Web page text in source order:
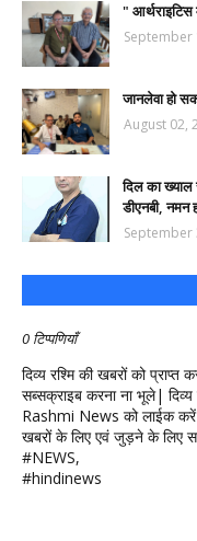
" आर्थराइटिस
September
जानलेवा हो
August 02,
दिल का
डीएनबी, नमन
September
0 टिप्पणियाँ
दिव्य रश्मि की खबरों को
सब्सक्राइब करना ना भूले|
Rashmi News को लाईक
खबरों के लिए एवं जुड़ने के लिए
#NEWS,
#hindinews